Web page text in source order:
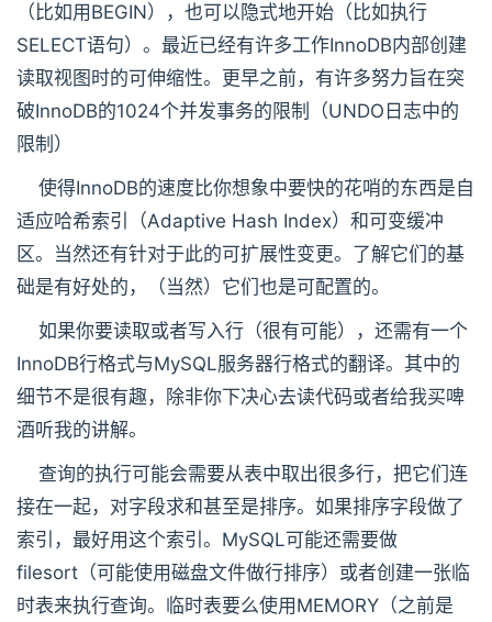
（比如用BEGIN），也可以隐式地开始（比如执行
SELECT语句）。最近已经有许多工作InnoDB内部创建
读取视图时的可伸缩性。更早之前，有许多努力旨在突
破InnoDB的1024个并发事务的限制（UNDO日志中的
限制）
使得InnoDB的速度比你想象中要快的花哨的东西是自
适应哈希索引（Adaptive Hash Index）和可变缓冲
区。当然还有针对于此的可扩展性变更。了解它们的基
础是有好处的，（当然）它们也是可配置的。
如果你要读取或者写入行（很有可能），还需有一个
InnoDB行格式与MySQL服务器行格式的翻译。其中的
细节不是很有趣，除非你下决心去读代码或者给我买啤
酒听我的讲解。
查询的执行可能会需要从表中取出很多行，把它们连
接在一起，对字段求和甚至是排序。如果排序字段做了
索引，最好用这个索引。MySQL可能还需要做
filesort（可能使用磁盘文件做行排序）或者创建一张临
时表来执行查询。临时表要么使用MEMORY（之前是